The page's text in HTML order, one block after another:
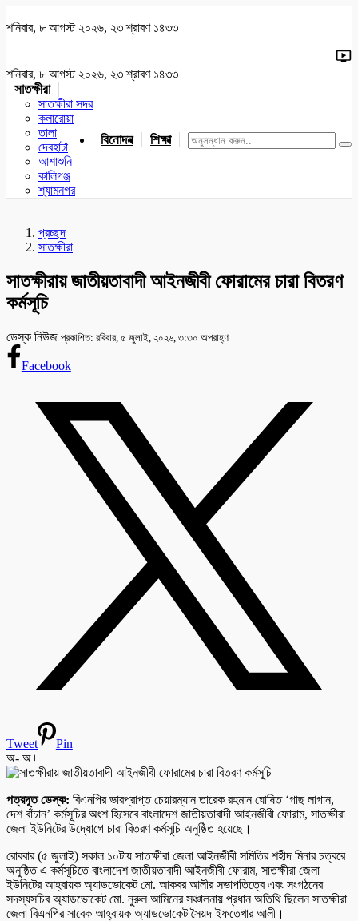
শনিবার, ৮ আগস্ট ২০২৬, ২৩ শ্রাবণ ১৪৩৩
শনিবার, ৮ আগস্ট ২০২৬, ২৩ শ্রাবণ ১৪৩৩
সাতক্ষীরা
সাতক্ষীরা সদর
কলারোয়া
তালা
দেবহাটা
আশাশুনি
কালিগঞ্জ
শ্যামনগর
বিনোদন শিক্ষা খেলাধুলা জাতীয় যশোর
প্রচ্ছদ
সাতক্ষীরা
সাতক্ষীরায় জাতীয়তাবাদী আইনজীবী ফোরামের চারা বিতরণ
কর্মসূচি
ডেস্ক নিউজ প্রকাশিত: রবিবার, ৫ জুলাই, ২০২৬, ৩:৩০ অপরাহ্ণ
Facebook
Tweet
Pin
অ- অ+
পত্রদূত ডেস্ক: বিএনপির ভারপ্রাপ্ত চেয়ারম্যান তারেক রহমান ঘোষিত ‘গাছ লাগান,
দেশ বাঁচান’ কর্মসূচির অংশ হিসেবে বাংলাদেশ জাতীয়তাবাদী আইনজীবী ফোরাম, সাতক্ষীরা
জেলা ইউনিটের উদ্যোগে চারা বিতরণ কর্মসূচি অনুষ্ঠিত হয়েছে।
রোববার (৫ জুলাই) সকাল ১০টায় সাতক্ষীরা জেলা আইনজীবী সমিতির শহীদ মিনার চত্বরে
অনুষ্ঠিত এ কর্মসূচিতে বাংলাদেশ জাতীয়তাবাদী আইনজীবী ফোরাম, সাতক্ষীরা জেলা
ইউনিটের আহ্বায়ক অ্যাডভোকেট মো. আকবর আলীর সভাপতিত্বে এবং সংগঠনের
সদস্যসচিব অ্যাডভোকেট মো. নুরুল আমিনের সঞ্চালনায় প্রধান অতিথি ছিলেন সাতক্ষীরা
জেলা বিএনপির সাবেক আহ্বায়ক অ্যাডভোকেট সৈয়দ ইফতেখার আলী।